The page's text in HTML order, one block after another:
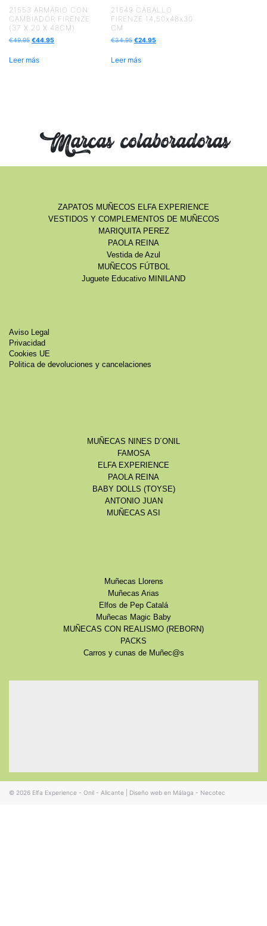
21553 ARMARIO CON
CAMBIADOR FIRENZE
(37 X 20 X 48CM)
€49.95 €44.95
Leer más
21549 CABALLO
FIRENZE 14,50x48x30
CM
€34.95 €24.95
Leer más
Marcas colaboradoras
ZAPATOS MUÑECOS ELFA EXPERIENCE
VESTIDOS Y COMPLEMENTOS DE MUÑECOS
MARIQUITA PEREZ
PAOLA REINA
Vestida de Azul
MUÑECOS FÚTBOL
Juguete Educativo MINILAND
Aviso Legal
Privacidad
Cookies UE
Politica de devoluciones y cancelaciones
MUÑECAS NINES D´ONIL
FAMOSA
ELFA EXPERIENCE
PAOLA REINA
BABY DOLLS (TOYSE)
ANTONIO JUAN
MUÑECAS ASI
Muñecas Llorens
Muñecas Arias
Elfos de Pep Catalá
Muñecas Magic Baby
MUÑECAS CON REALISMO (REBORN)
PACKS
Carros y cunas de Muñec@s
© 2026 Elfa Experience - Onil - Alicante Diseño web en Málaga - Necotec